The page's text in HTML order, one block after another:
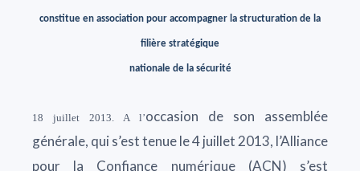
constitue en association pour accompagner la structuration de la
filière stratégique
nationale de la sécurité
18 juillet 2013. A l’occasion de son assemblée
générale, qui s’est tenue le 4 juillet 2013, l’Alliance
pour la Confiance numérique (ACN) s’est